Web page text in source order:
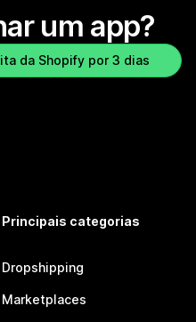
um app?
da Shopify por 3 dias
Principais categorias
Dropshipping
Marketplaces